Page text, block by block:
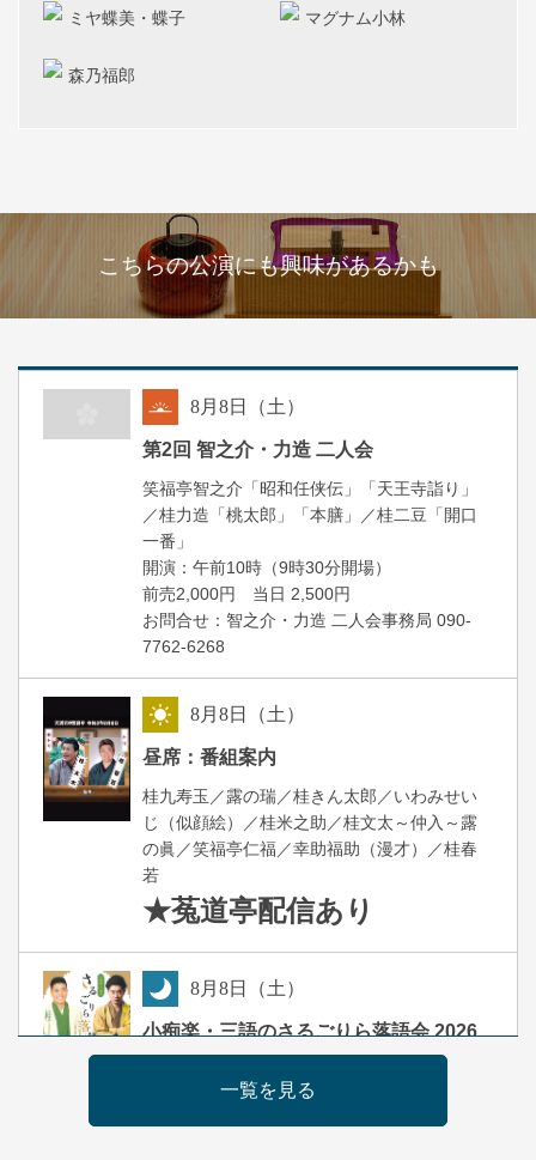
ミヤ蝶美・蝶子 マグナム小林
森乃福郎
こちらの公演にも興味があるかも
8月8日（土）
第2回 智之介・力造 二人会
笑福亭智之介「昭和任侠伝」「天王寺詣り」
／桂力造「桃太郎」「本膳」／桂二豆「開口
一番」
開演：午前10時（9時30分開場）
前売2,000円 当日 2,500円
お問合せ：智之介・力造 二人会事務局 090-
7762-6268
8月8日（土）
昼席：番組案内
桂九寿玉／露の瑞／桂きん太郎／いわみせい
じ（似顔絵）／桂米之助／桂文太～仲入～露
の眞／笑福亭仁福／幸助福助（漫才）／桂春
若
★菟道亭配信あり
8月8日（土）
小痴楽・三語のさるごりら落語会 2026
開演：午後6時（5時30分開場）全席指定
前売3,500円 当日4,000円
一覧を見る